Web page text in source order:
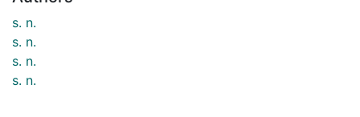
s. n.
s. n.
s. n.
s. n.